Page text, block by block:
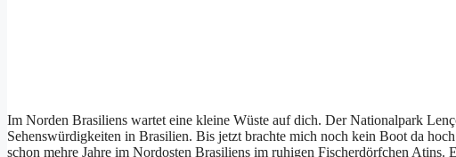
Im Norden Brasiliens wartet eine kleine Wüste auf dich. Der Nationalpark
Sehenswürdigkeiten in Brasilien. Bis jetzt brachte mich noch kein Boot da
schon mehre Jahre im Nordosten Brasiliens im ruhigen Fischerdörfchen Atins.